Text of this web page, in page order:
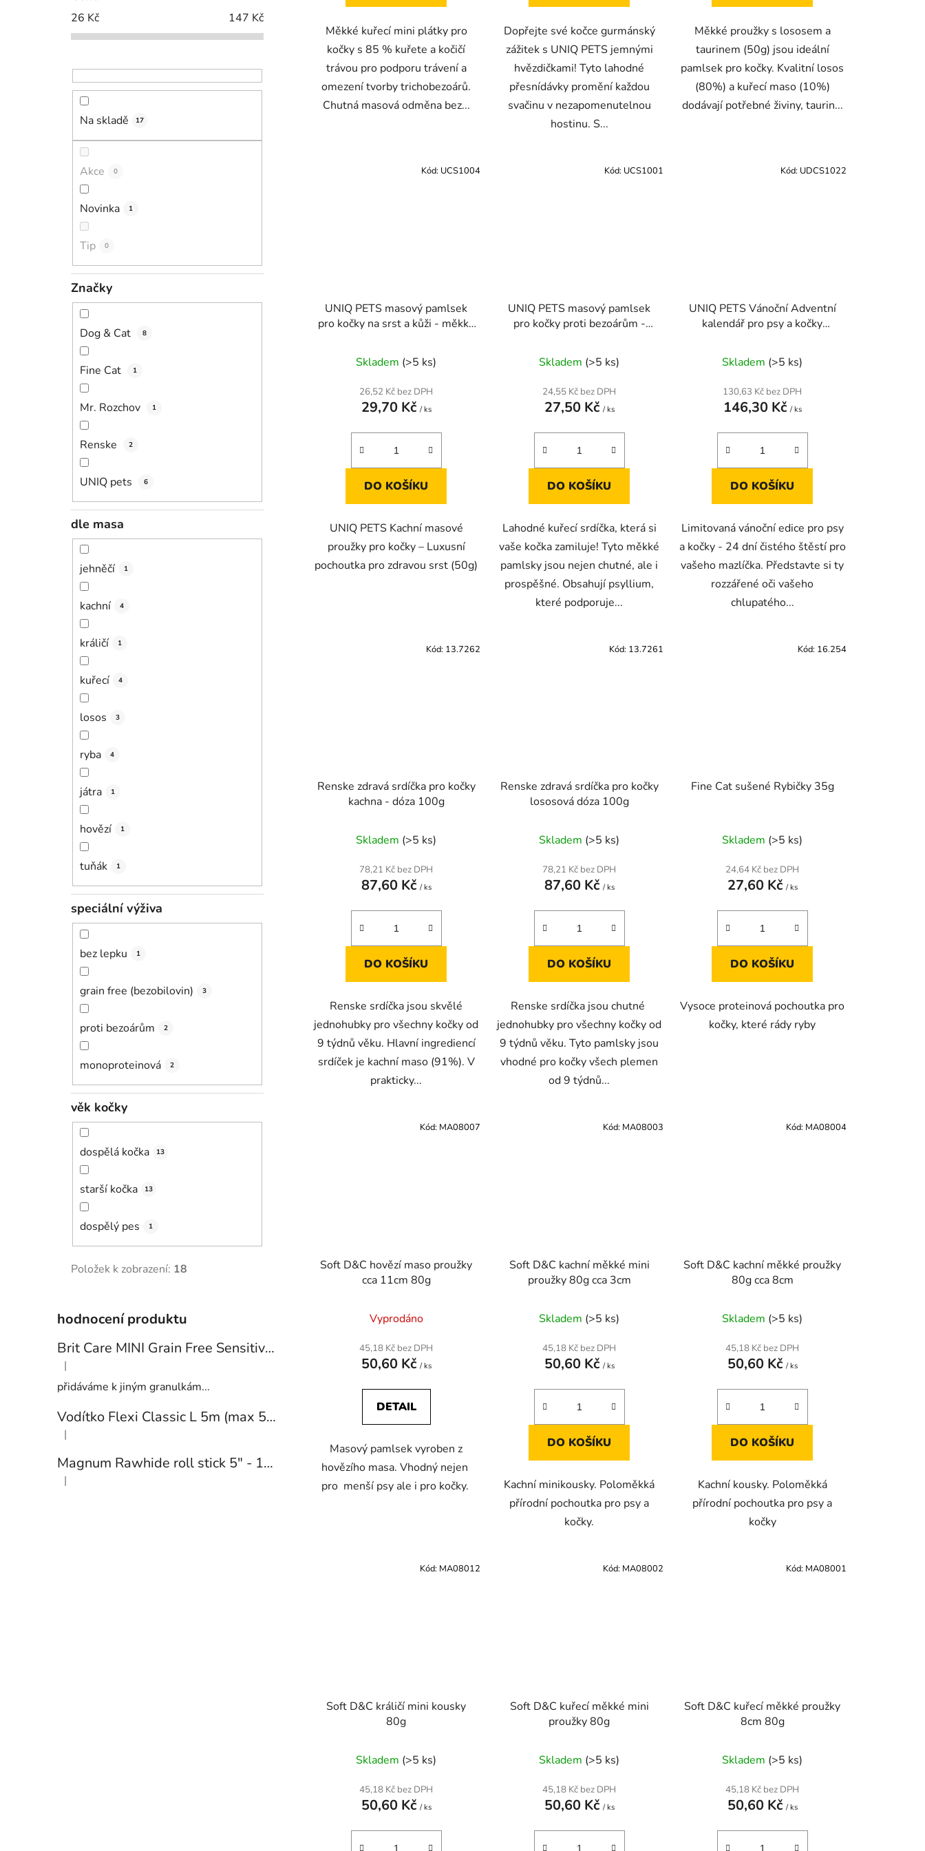
26 Kč 147 Kč
Na skladě 17
Akce 0
Novinka 1
Tip 0
Značky
Dog & Cat 8
Fine Cat 1
Mr. Rozchov 1
Renske 2
UNIQ pets 6
dle masa
jehněčí 1
kachní 4
králičí 1
kuřecí 4
losos 3
ryba 4
játra 1
hovězí 1
tuňák 1
speciální výživa
bez lepku 1
grain free (bezobilovin) 3
proti bezoárům 2
monoproteinová 2
věk kočky
dospělá kočka 13
starší kočka 13
dospělý pes 1
Položek k zobrazení: 18
hodnocení produktu
Brit Care MINI Grain Free Sensitive 2kg
Hodnocení produktu je 5 z 5 hvězdiček.
|
přidáváme k jiným granulkám...
Vodítko Flexi Classic L 5m (max 50kg) pásek černá
Hodnocení produktu je 1 z 5 hvězdiček.
|
Magnum Rawhide roll stick 5" - 12,5cm (cca 40ks) BROWN/WHITE
Hodnocení produktu je 5 z 5 hvězdiček.
|
Měkké kuřecí mini plátky pro
kočky s 85 % kuřete a kočičí
trávou pro podporu trávení a
omezení tvorby trichobezoárů.
Chutná masová odměna bez...
Dopřejte své kočce gurmánský
zážitek s UNIQ PETS jemnými
hvězdičkami! Tyto lahodné
přesnídávky promění každou
svačinu v nezapomenutelnou
hostinu. S...
Měkké proužky s lososem a
taurinem (50g) jsou ideální
pamlsek pro kočky. Kvalitní losos
(80%) a kuřecí maso (10%)
dodávají potřebné živiny, taurin...
UNIQ PETS masový pamlsek
pro kočky na srst a kůži - měkké
Skladem (>5 ks)
26,52 Kč bez DPH
29,70 Kč / ks
DO KOŠÍKU
UNIQ PETS Kachní masové
proužky pro kočky – Luxusní
pochoutka pro zdravou srst (50g)
Kód: UCS1004
UNIQ PETS masový pamlsek
pro kočky proti bezoárům -
50g
Skladem (>5 ks)
24,55 Kč bez DPH
27,50 Kč / ks
DO KOŠÍKU
Lahodné kuřecí srdíčka, která si
vaše kočka zamiluje! Tyto měkké
pamlsky jsou nejen chutné, ale i
prospěšné. Obsahují psyllium,
které podporuje...
Kód: UCS1001
UNIQ PETS Vánoční Adventní
kalendář pro psy a kočky
Skladem (>5 ks)
130,63 Kč bez DPH
146,30 Kč / ks
DO KOŠÍKU
Limitovaná vánoční edice pro psy
a kočky - 24 dní čistého štěstí pro
vašeho mazlíčka. Představte si ty
rozzářené oči vašeho
chlupatého...
Kód: UDCS1022
Renske zdravá srdíčka pro kočky
kachna - dóza 100g
Skladem (>5 ks)
78,21 Kč bez DPH
87,60 Kč / ks
DO KOŠÍKU
Renske srdíčka jsou skvělé
jednohubky pro všechny kočky od
9 týdnů věku. Hlavní ingrediencí
srdíček je kachní maso (91%). V
prakticky...
Kód: 13.7262
Renske zdravá srdíčka pro kočky
lososová dóza 100g
Skladem (>5 ks)
78,21 Kč bez DPH
87,60 Kč / ks
DO KOŠÍKU
Renske srdíčka jsou chutné
jednohubky pro všechny kočky od
9 týdnů věku. Tyto pamlsky jsou
vhodné pro kočky všech plemen
od 9 týdnů...
Kód: 13.7261
Fine Cat sušené Rybičky 35g
Skladem (>5 ks)
24,64 Kč bez DPH
27,60 Kč / ks
DO KOŠÍKU
Vysoce proteinová pochoutka pro
kočky, které rády ryby
Kód: 16.254
Soft D&C hovězí maso proužky
cca 11cm 80g
Vyprodáno
45,18 Kč bez DPH
50,60 Kč / ks
DETAIL
Masový pamlsek vyroben z
hovězího masa. Vhodný nejen
pro menší psy ale i pro kočky.
Kód: MA08007
Soft D&C kachní měkké mini
proužky 80g cca 3cm
Skladem (>5 ks)
45,18 Kč bez DPH
50,60 Kč / ks
DO KOŠÍKU
Kachní minikousky. Poloměkká
přírodní pochoutka pro psy a
kočky.
Kód: MA08003
Soft D&C kachní měkké proužky
80g cca 8cm
Skladem (>5 ks)
45,18 Kč bez DPH
50,60 Kč / ks
DO KOŠÍKU
Kachní kousky. Poloměkká
přírodní pochoutka pro psy a
kočky
Kód: MA08004
Soft D&C králičí mini kousky
80g
Skladem (>5 ks)
45,18 Kč bez DPH
50,60 Kč / ks
Kód: MA08012
Soft D&C kuřecí měkké mini
proužky 80g
Skladem (>5 ks)
45,18 Kč bez DPH
50,60 Kč / ks
Kód: MA08002
Soft D&C kuřecí měkké proužky
8cm 80g
Skladem (>5 ks)
45,18 Kč bez DPH
50,60 Kč / ks
Kód: MA08001